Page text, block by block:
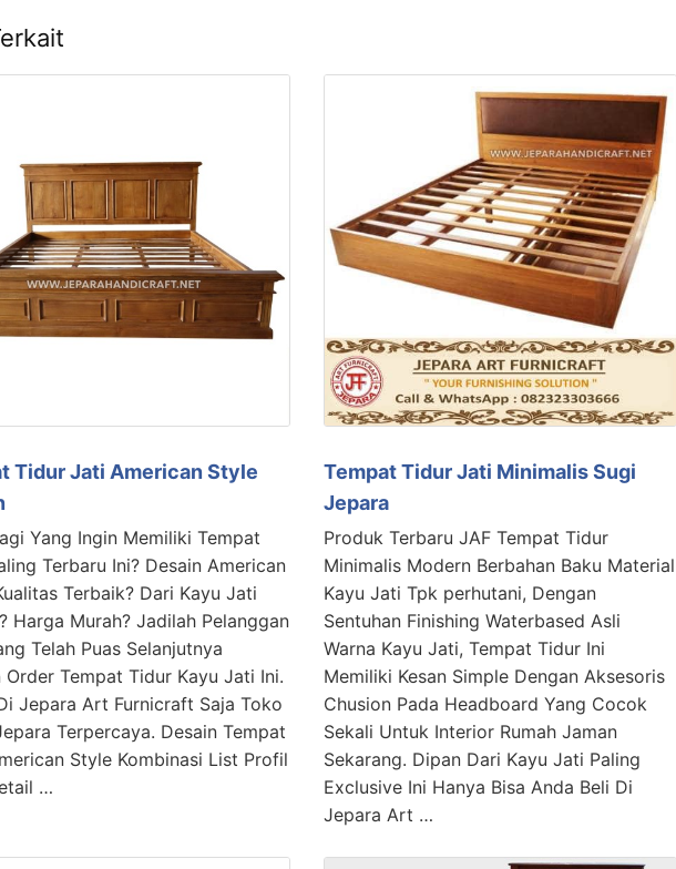
Tidur Jati American Style
Yang Ingin Memiliki Tempat
Terbaru Ini? Desain American
Terbaik? Dari Kayu Jati
Harga Murah? Jadilah Pelanggan
Telah Puas Selanjutnya
Order Tempat Tidur Kayu Jati Ini.
Jepara Art Furnicraft Saja Toko
Terpercaya. Desain Tempat
Style Kombinasi List Profil
…
Tempat Tidur Jati Minimalis Sugi
Jepara
Produk Terbaru JAF Tempat Tidur
Minimalis Modern Berbahan Baku Material
Kayu Jati Tpk perhutani, Dengan
Sentuhan Finishing Waterbased Asli
Warna Kayu Jati, Tempat Tidur Ini
Memiliki Kesan Simple Dengan Aksesoris
Chusion Pada Headboard Yang Cocok
Sekali Untuk Interior Rumah Jaman
Sekarang. Dipan Dari Kayu Jati Paling
Exclusive Ini Hanya Bisa Anda Beli Di
Jepara Art …